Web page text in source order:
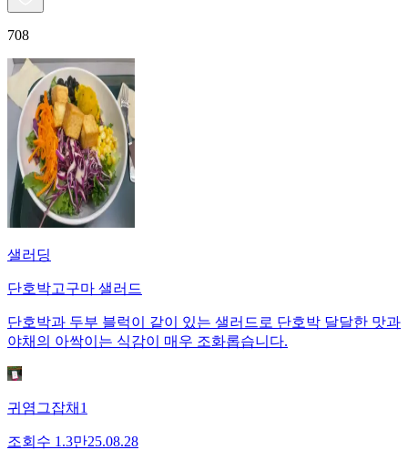
708
샐러딩
단호박고구마 샐러드
단호박과 두부 블럭이 같이 있는 샐러드로 단호박 달달한 맛과
야채의 아싹이는 식감이 매우 조화롭습니다.
귀염그잡채1
조회수 1.3만25.08.28